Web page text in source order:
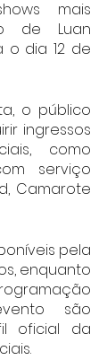
mais
de Luan
o dia 12 de
o público
ingressos
como
serviço
Camarote
pela
enquanto
são
oficial da